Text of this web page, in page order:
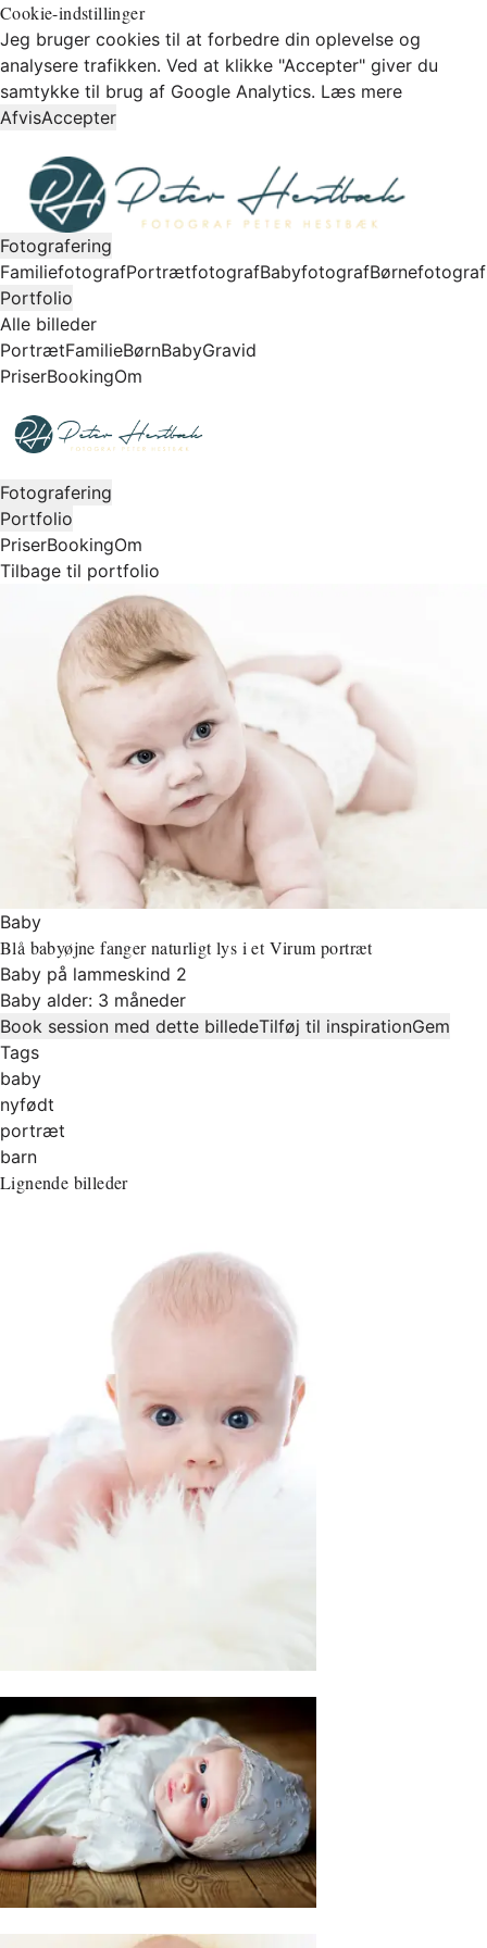
Cookie-indstillinger
Jeg bruger cookies til at forbedre din oplevelse og
analysere trafikken. Ved at klikke "Accepter" giver du
samtykke til brug af Google Analytics. Læs mere
AfvisAccepter
Fotografering
FamiliefotografPortrætfotografBabyfotografBørnefotograf
Portfolio
Alle billeder
PortrætFamilieBørnBabyGravid
PriserBookingOm
Fotografering
Portfolio
PriserBookingOm
Tilbage til portfolio
Baby
Blå babyøjne fanger naturligt lys i et Virum portræt
Baby på lammeskind 2
Baby alder: 3 måneder
Book session med dette billedeTilføj til inspirationGem
Tags
baby
nyfødt
portræt
barn
Lignende billeder